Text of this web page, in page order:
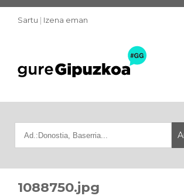
Sartu | Izena eman
1088750.jpg